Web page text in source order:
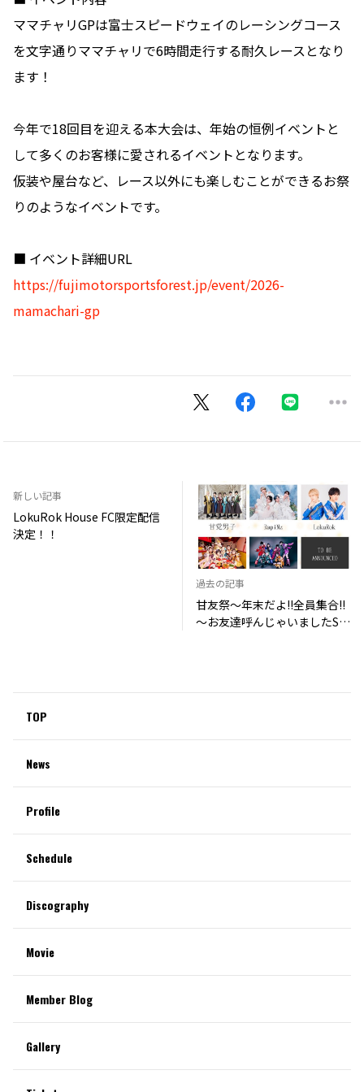
ママチャリGPは富士スピードウェイのレーシングコース
を文字通りママチャリで6時間走行する耐久レースとなり
ます！
今年で18回目を迎える本大会は、年始の恒例イベントと
して多くのお客様に愛されるイベントとなります。
仮装や屋台など、レース以外にも楽しむことができるお祭
りのようなイベントです。
■ イベント詳細URL
https://fujimotorsportsforest.jp/event/2026-
mamachari-gp
新しい記事
LokuRok House FC限定配信
決定！！
過去の記事
甘友祭～年末だよ!!全員集合!!
～お友達呼んじゃいましたSP
TOP
News
Profile
Schedule
Discography
Movie
Member Blog
Gallery